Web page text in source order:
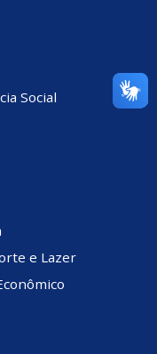
Social
e Lazer